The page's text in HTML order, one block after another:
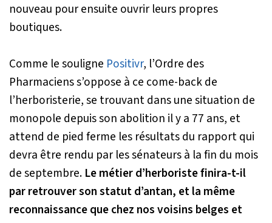
nouveau pour ensuite ouvrir leurs propres
boutiques.
Comme le souligne Positivr, l’Ordre des
Pharmaciens s’oppose à ce come-back de
l’herboristerie, se trouvant dans une situation de
monopole depuis son abolition il y a 77 ans, et
attend de pied ferme les résultats du rapport qui
devra être rendu par les sénateurs à la fin du mois
de septembre. Le métier d’herboriste finira-t-il
par retrouver son statut d’antan, et la même
reconnaissance que chez nos voisins belges et